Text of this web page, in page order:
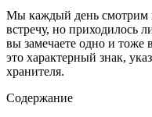
Мы каждый день смотрим
встречу, но приходилось
вы замечаете одно и тоже
это характерный знак,
хранителя.
Содержание